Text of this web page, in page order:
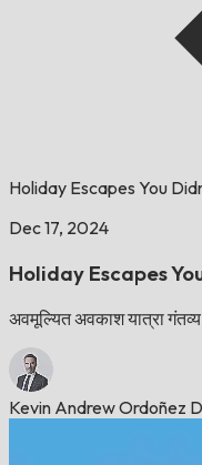
Holiday Escapes You
Dec 17, 2024
Holiday Escapes
अवमूल्यित अवकाश यात्रा गंतव्य
Kevin Andrew Ordoñez